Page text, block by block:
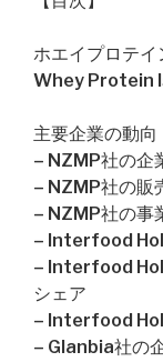
ホエイプロテ
Whey Protein
主要企業の動向
– NZMP社の企
– NZMP社の販
– NZMP社の事
– Interfood
– Interfood
シェア
– Interfood
– Glanbia社の